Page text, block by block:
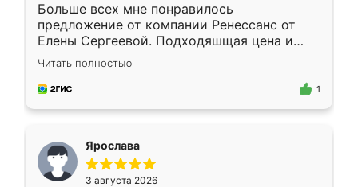
Больше всех мне понравилось
предложение от компании Ренессанс от
Елены Сергеевой. Подходяшщая цена и
короткие сроки изготовления. Приехавший
для замера сотрудник Владислав
предложил по моему эскизу самый
Читать полностью
1
Ярослава
3 августа 2026